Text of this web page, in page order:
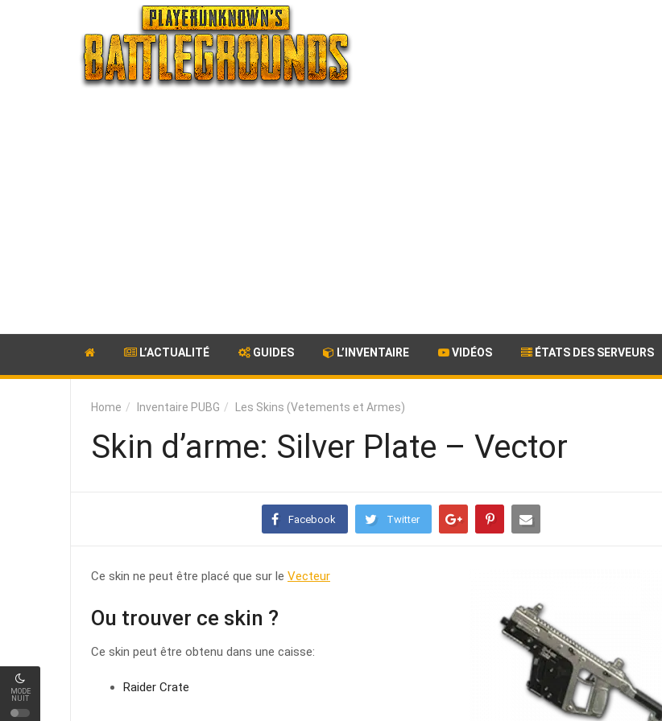
MODE
NUIT
L’ACTUALITÉ GUIDES L’INVENTAIRE VIDÉOS ÉTATS DES SERVEURS
Home Inventaire PUBG Les Skins (Vetements et Armes)
Skin d’arme: Silver Plate – Vector
Facebook Twitter
Ce skin ne peut être placé que sur le Vecteur
Ou trouver ce skin ?
Ce skin peut être obtenu dans une caisse:
Raider Crate